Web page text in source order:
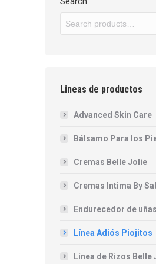
Lineas de productos
Advanced Skin Care
Bálsamo Para los
Cremas Belle Jolie
Cremas Intima By
Endurecedor de
Línea Adiós Piojitos
Línea de Rizos Belle